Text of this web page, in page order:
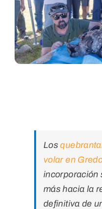
Los
volar en
incorporación
más hacia la
definitiva de